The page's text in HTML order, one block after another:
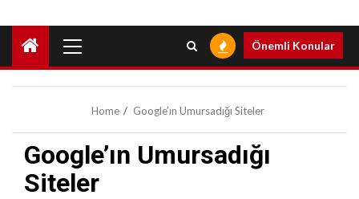
Menu
Önemli Konular
Home Google’ın Umursadığı Siteler
Google’ın Umursadığı
Siteler